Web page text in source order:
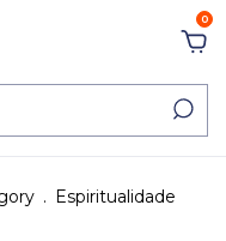
0
. Espiritualidade